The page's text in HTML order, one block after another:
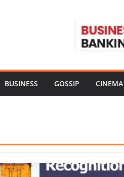
BUSINESS GOSSIP CINEMA